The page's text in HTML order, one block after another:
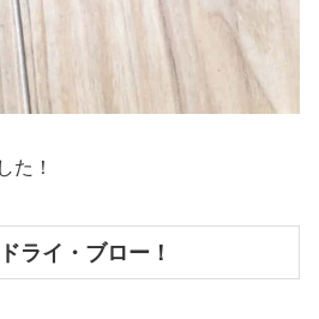
た！
ライ・ブロー！